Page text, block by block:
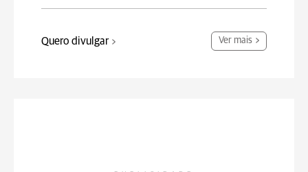
Quero divulgar Ver mais